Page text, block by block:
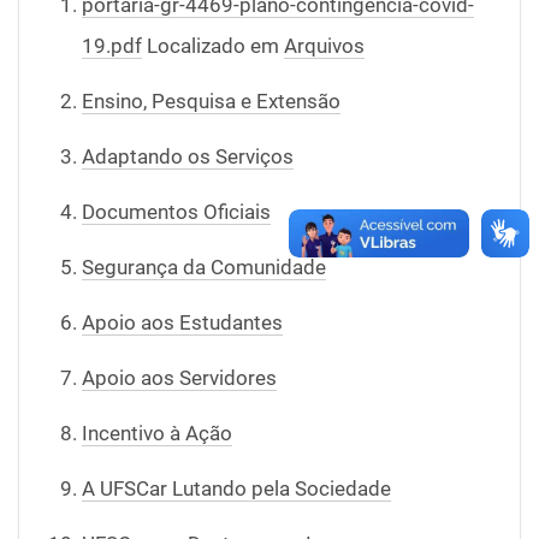
portaria-gr-4469-plano-contingencia-covid-
19.pdf Localizado em Arquivos
Ensino, Pesquisa e Extensão
Adaptando os Serviços
Documentos Oficiais
Segurança da Comunidade
Apoio aos Estudantes
Apoio aos Servidores
Incentivo à Ação
A UFSCar Lutando pela Sociedade